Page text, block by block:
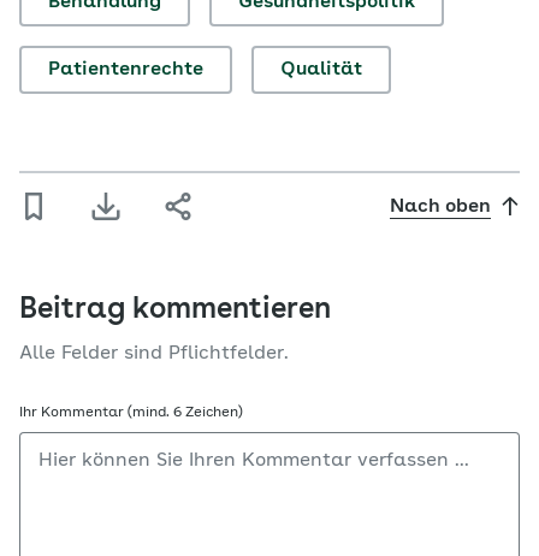
Patientenrechte Qualität
Nach oben
Beitrag kommentieren
Alle Felder sind Pflichtfelder.
Ihr Kommentar (mind. 6 Zeichen)